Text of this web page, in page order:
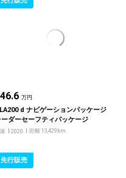
万円
d ナビゲーションパッケージ
ーダーセーフティパッケージ
2020 距離 13,429km
先行販売